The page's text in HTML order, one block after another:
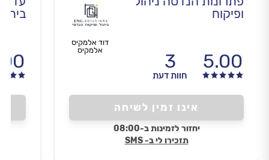
ופיקוח
5.00
3
חוות דעת
דוד אלמקיס
אלמקיס
אינו זמין לשיחה
יחזור לזמינות ב-08:00
תזכירו לי ב- SMS
בית